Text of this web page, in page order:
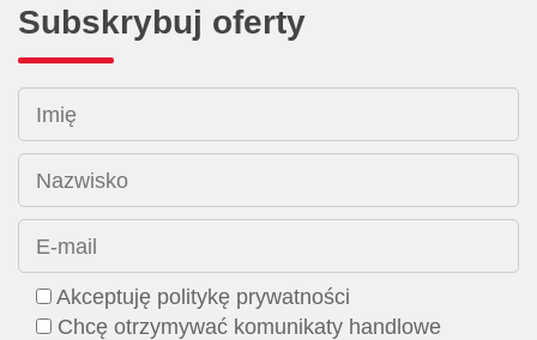
Subskrybuj oferty
Imię
Nazwisko
E-mail
Akceptuję politykę prywatności
Chcę otrzymywać komunikaty handlowe